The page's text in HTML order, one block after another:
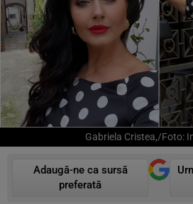
Gabriela Cristea,/Foto:
Adaugă-ne ca sursă
preferată